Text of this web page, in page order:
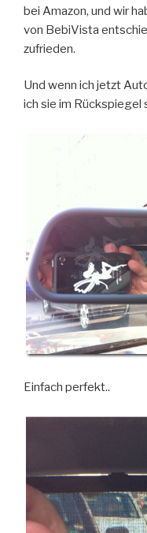
bei Amazon, und wir
von BebiVista
zufrieden.
Und wenn ich jetzt
ich sie im Rückspiegel
Einfach perfekt..